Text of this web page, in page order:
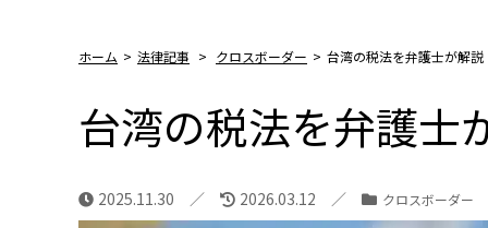
ホーム > 法律記事 > クロスボーダー > 台湾の税法を弁護士が解説
台湾の税法を弁護士
2025.11.30 2026.03.12 クロスボーダー